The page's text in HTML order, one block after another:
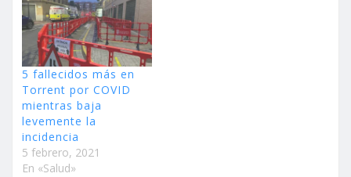
5 fallecidos más en
Torrent por COVID
mientras baja
levemente la
incidencia
5 febrero, 2021
En «Salud»